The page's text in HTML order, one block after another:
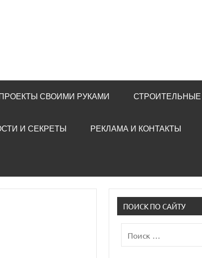
СВОИМИ РУКАМИ
И СЕКРЕТЫ РЕКЛАМА И КОНТАКТЫ
ПОИСК ПО САЙТУ
для: